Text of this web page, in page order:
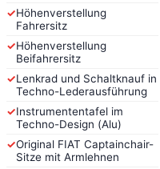
✓Höhenverstellung
Fahrersitz
✓Höhenverstellung
Beifahrersitz
✓Lenkrad und Schaltknauf in
Techno-Lederausführung
✓Instrumententafel im
Techno-Design (Alu)
✓Original FIAT Captainchair-
Sitze mit Armlehnen